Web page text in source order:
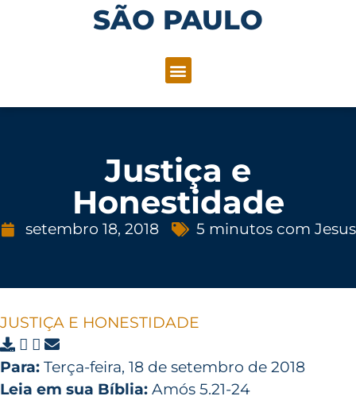
SÃO PAULO
Justiça e
Honestidade
setembro 18, 2018 5 minutos com Jesus
JUSTIÇA E HONESTIDADE
Para: Terça-feira, 18 de setembro de 2018
Leia em sua Bíblia: Amós 5.21-24